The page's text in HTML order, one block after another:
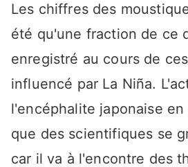
Les chiffres des
été qu'une fraction de ce
enregistré au cours de
influencé par La Niña.
l'encéphalite japonaise
que des scientifiques se
car il va à l'encontre des